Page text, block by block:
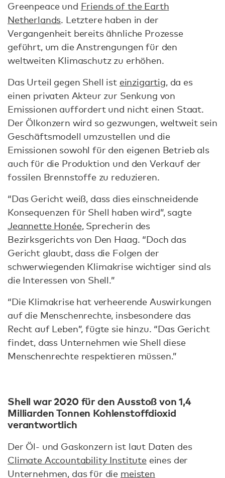
Greenpeace und Friends of the Earth
Netherlands. Letztere haben in der
Vergangenheit bereits ähnliche Prozesse
geführt, um die Anstrengungen für den
weltweiten Klimaschutz zu erhöhen.
Das Urteil gegen Shell ist einzigartig, da es
einen privaten Akteur zur Senkung von
Emissionen auffordert und nicht einen Staat.
Der Ölkonzern wird so gezwungen, weltweit sein
Geschäftsmodell umzustellen und die
Emissionen sowohl für den eigenen Betrieb als
auch für die Produktion und den Verkauf der
fossilen Brennstoffe zu reduzieren.
“Das Gericht weiß, dass dies einschneidende
Konsequenzen für Shell haben wird”, sagte
Jeannette Honée, Sprecherin des
Bezirksgerichts von Den Haag. “Doch das
Gericht glaubt, dass die Folgen der
schwerwiegenden Klimakrise wichtiger sind als
die Interessen von Shell.”
“Die Klimakrise hat verheerende Auswirkungen
auf die Menschenrechte, insbesondere das
Recht auf Leben”, fügte sie hinzu. “Das Gericht
findet, dass Unternehmen wie Shell diese
Menschenrechte respektieren müssen.”
Shell war 2020 für den Ausstoß von 1,4
Milliarden Tonnen Kohlenstoffdioxid
verantwortlich
Der Öl- und Gaskonzern ist laut Daten des
Climate Accountability Instituteeines der
Unternehmen, das für die meisten